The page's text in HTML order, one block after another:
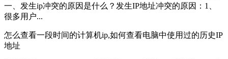
一、发生ip冲突的原因是什么？发生IP地址冲突的原因：1、
很多用户...
怎么查看一段时间的计算机ip,如何查看电脑中使用过的历史IP
地址